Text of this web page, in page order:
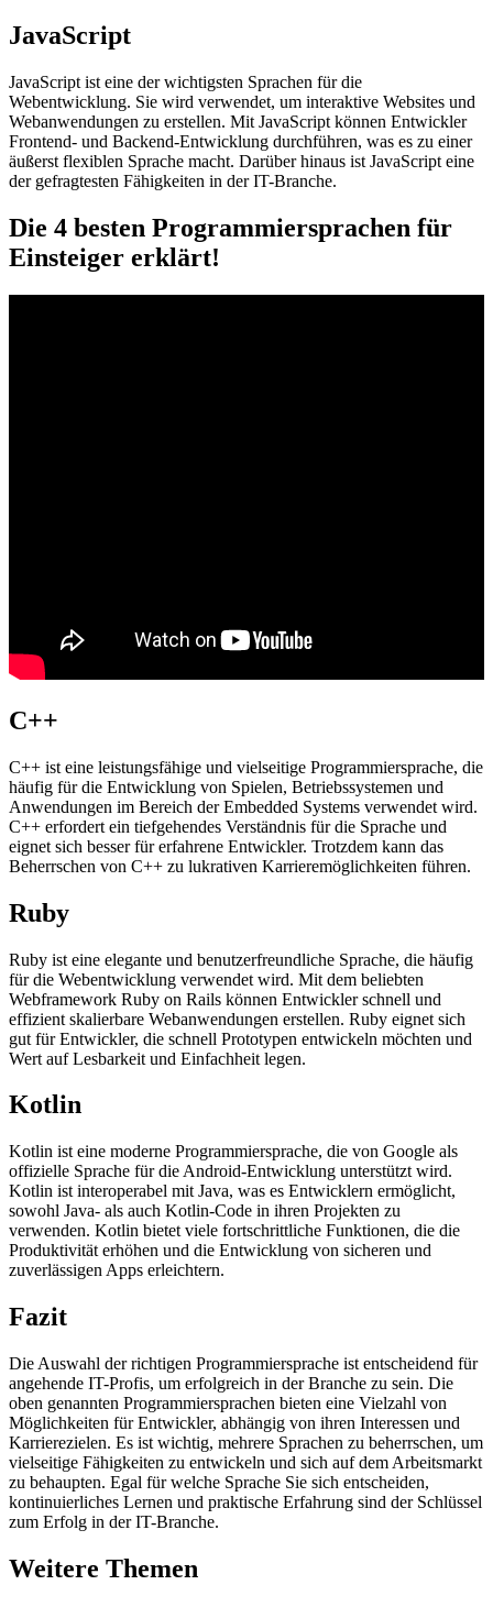
JavaScript
JavaScript ist eine der wichtigsten Sprachen für die
Webentwicklung. Sie wird verwendet, um interaktive Websites und
Webanwendungen zu erstellen. Mit JavaScript können Entwickler
Frontend- und Backend-Entwicklung durchführen, was es zu einer
äußerst flexiblen Sprache macht. Darüber hinaus ist JavaScript eine
der gefragtesten Fähigkeiten in der IT-Branche.
Die 4 besten Programmiersprachen für
Einsteiger erklärt!
C++
C++ ist eine leistungsfähige und vielseitige Programmiersprache, die
häufig für die Entwicklung von Spielen, Betriebssystemen und
Anwendungen im Bereich der Embedded Systems verwendet wird.
C++ erfordert ein tiefgehendes Verständnis für die Sprache und
eignet sich besser für erfahrene Entwickler. Trotzdem kann das
Beherrschen von C++ zu lukrativen Karrieremöglichkeiten führen.
Ruby
Ruby ist eine elegante und benutzerfreundliche Sprache, die häufig
für die Webentwicklung verwendet wird. Mit dem beliebten
Webframework Ruby on Rails können Entwickler schnell und
effizient skalierbare Webanwendungen erstellen. Ruby eignet sich
gut für Entwickler, die schnell Prototypen entwickeln möchten und
Wert auf Lesbarkeit und Einfachheit legen.
Kotlin
Kotlin ist eine moderne Programmiersprache, die von Google als
offizielle Sprache für die Android-Entwicklung unterstützt wird.
Kotlin ist interoperabel mit Java, was es Entwicklern ermöglicht,
sowohl Java- als auch Kotlin-Code in ihren Projekten zu
verwenden. Kotlin bietet viele fortschrittliche Funktionen, die die
Produktivität erhöhen und die Entwicklung von sicheren und
zuverlässigen Apps erleichtern.
Fazit
Die Auswahl der richtigen Programmiersprache ist entscheidend für
angehende IT-Profis, um erfolgreich in der Branche zu sein. Die
oben genannten Programmiersprachen bieten eine Vielzahl von
Möglichkeiten für Entwickler, abhängig von ihren Interessen und
Karrierezielen. Es ist wichtig, mehrere Sprachen zu beherrschen, um
vielseitige Fähigkeiten zu entwickeln und sich auf dem Arbeitsmarkt
zu behaupten. Egal für welche Sprache Sie sich entscheiden,
kontinuierliches Lernen und praktische Erfahrung sind der Schlüssel
zum Erfolg in der IT-Branche.
Weitere Themen